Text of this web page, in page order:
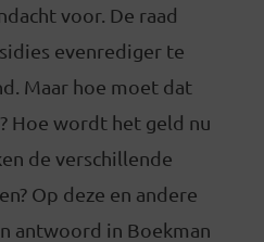
voor. De raad
evenrediger te
Maar hoe moet dat
Hoe wordt het geld nu
de verschillende
Op deze en andere
antwoord in Boekman